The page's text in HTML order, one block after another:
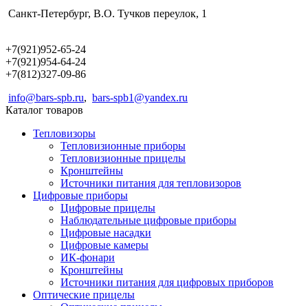
Санкт-Петербург, В.О. Тучков переулок, 1
+7(921)952-65-24
+7(921)954-64-24
+7(812)327-09-86
info@bars-spb.ru, bars-spb1@yandex.ru
Каталог товаров
Тепловизоры
Тепловизионные приборы
Тепловизионные прицелы
Кронштейны
Источники питания для тепловизоров
Цифровые приборы
Цифровые прицелы
Наблюдательные цифровые приборы
Цифровые насадки
Цифровые камеры
ИК-фонари
Кронштейны
Источники питания для цифровых приборов
Оптические прицелы